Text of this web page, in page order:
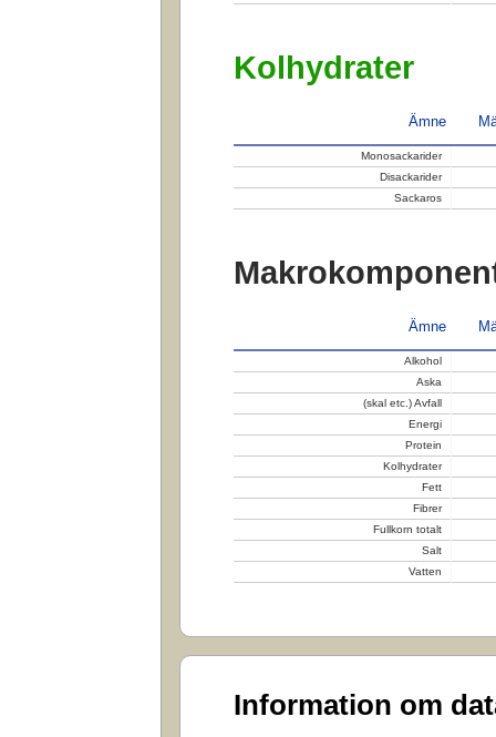
Kolhydrater
Ämne
Monosackarider
Disackarider
Sackaros
Ämne
Alkohol
Aska
(skal etc.) Avfall
Energi
Protein
Kolhydrater
Fett
Fibrer
Fullkorn totalt
Salt
Vatten
Information om